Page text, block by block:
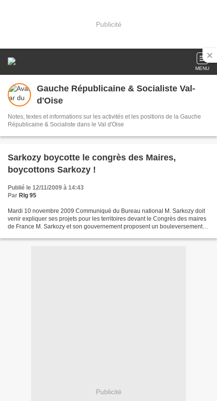
Publicité
MENU
Gauche Républicaine & Socialiste Val-
d'Oise
Notes, textes et informations sur les activités et les positions de la Gauche
Républicaine & Socialiste dans le Val d'Oise
Sarkozy boycotte le congrès des Maires,
boycottons Sarkozy !
Publié le 12/11/2009 à 14:43
Par Rlg 95
Mardi 10 novembre 2009 Communiqué du Bureau national M. Sarkozy doit
venir expliquer ses projets pour les territoires devant le Congrès des maires
de France M. Sarkozy et son gouvernement proposent un bouleversement
Publicité